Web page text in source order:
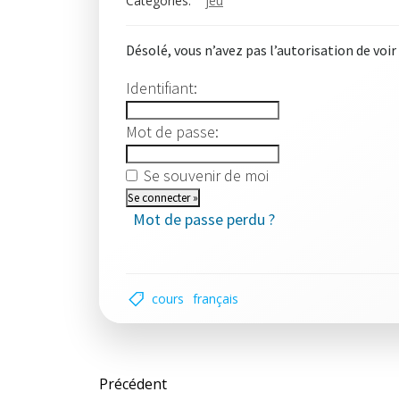
Désolé, vous n’avez pas l’autorisation de
Identifiant:
Mot de passe:
Se souvenir de moi
Mot de passe perdu ?
cours français
Post
Précédent